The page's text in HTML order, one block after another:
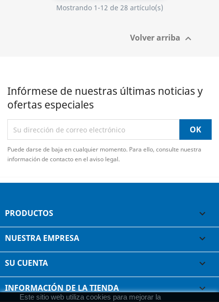
Mostrando 1-12 de 28 artículo(s)
Volver arriba 
Infórmese de nuestras últimas noticias y
ofertas especiales
Puede darse de baja en cualquier momento. Para ello, consulte nuestra
información de contacto en el aviso legal.
PRODUCTOS 
NUESTRA EMPRESA 
SU CUENTA 
INFORMACIÓN DE LA TIENDA keyboard_arrow_down
Este sitio web utiliza cookies para mejorar la